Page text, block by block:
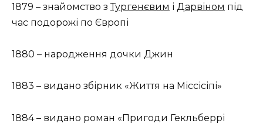
1879 – знайомство зТургенєвим і Дарвіном під
час подорожі по Європі
1880 – народження дочки Джин
1883 – видано збірник «Життя на Міссісіпі»
1884 – видано роман «Пригоди Гекльберрі